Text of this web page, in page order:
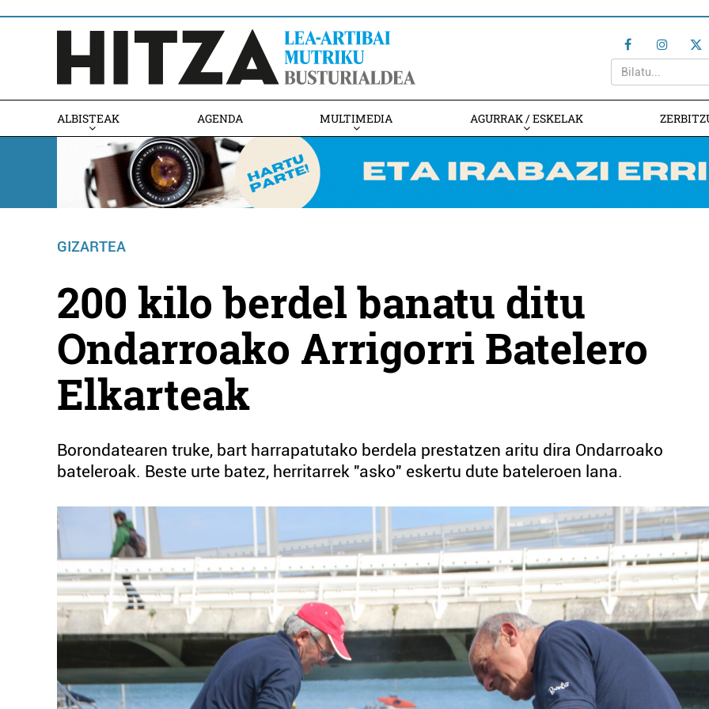
ALBISTEAK AGENDA MULTIMEDIA AGURRAK / ESKELAK
GIZARTEA
200 kilo berdel banatu ditu
Ondarroako Arrigorri Batelero
Elkarteak
Borondatearen truke, bart harrapatutako berdela prestatzen aritu dira Ondarroako
bateleroak. Beste urte batez, herritarrek "asko" eskertu dute bateleroen lana.